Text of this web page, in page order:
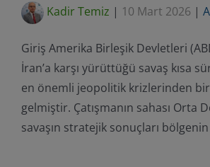
Kadir Temiz | 10 Mart 2026 |
Giriş Amerika Birleşik Devletleri
İran’a karşı yürüttüğü savaş kısa
en önemli jeopolitik krizlerinden
gelmiştir. Çatışmanın sahası Orta
savaşın stratejik sonuçları